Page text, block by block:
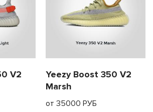
V2
Yeezy Boost 350 V2
Marsh
от 35000 РУБ